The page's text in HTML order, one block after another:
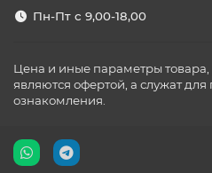
Пн-Пт с 9,00-18,00
Цена и иные параметры
являются офертой, а служат
ознакомления.